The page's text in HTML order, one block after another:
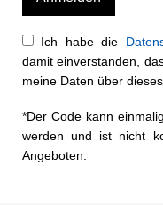
Ich habe die
damit einverstanden,
meine Daten über
*Der Code kann
werden und ist nicht
Angeboten.